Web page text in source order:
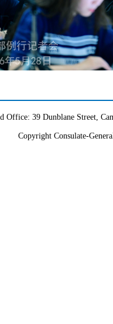
Office: 39 Dunblane Street,
Copyright Consulate-